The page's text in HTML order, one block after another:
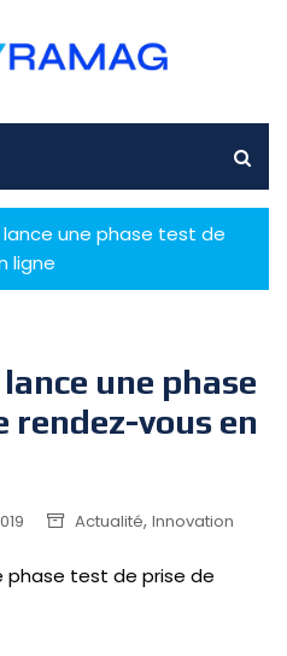
lance une phase test de
ligne
une phase
rendez-vous en
Actualité, Innovation